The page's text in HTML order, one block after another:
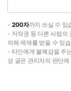
- 200자까지 쓰실 수 있
- 저작권 등 다른 사람의
의해 제재를 받을 수 있
- 타인에게 불쾌감을 주
성 글은 관리자의 판단